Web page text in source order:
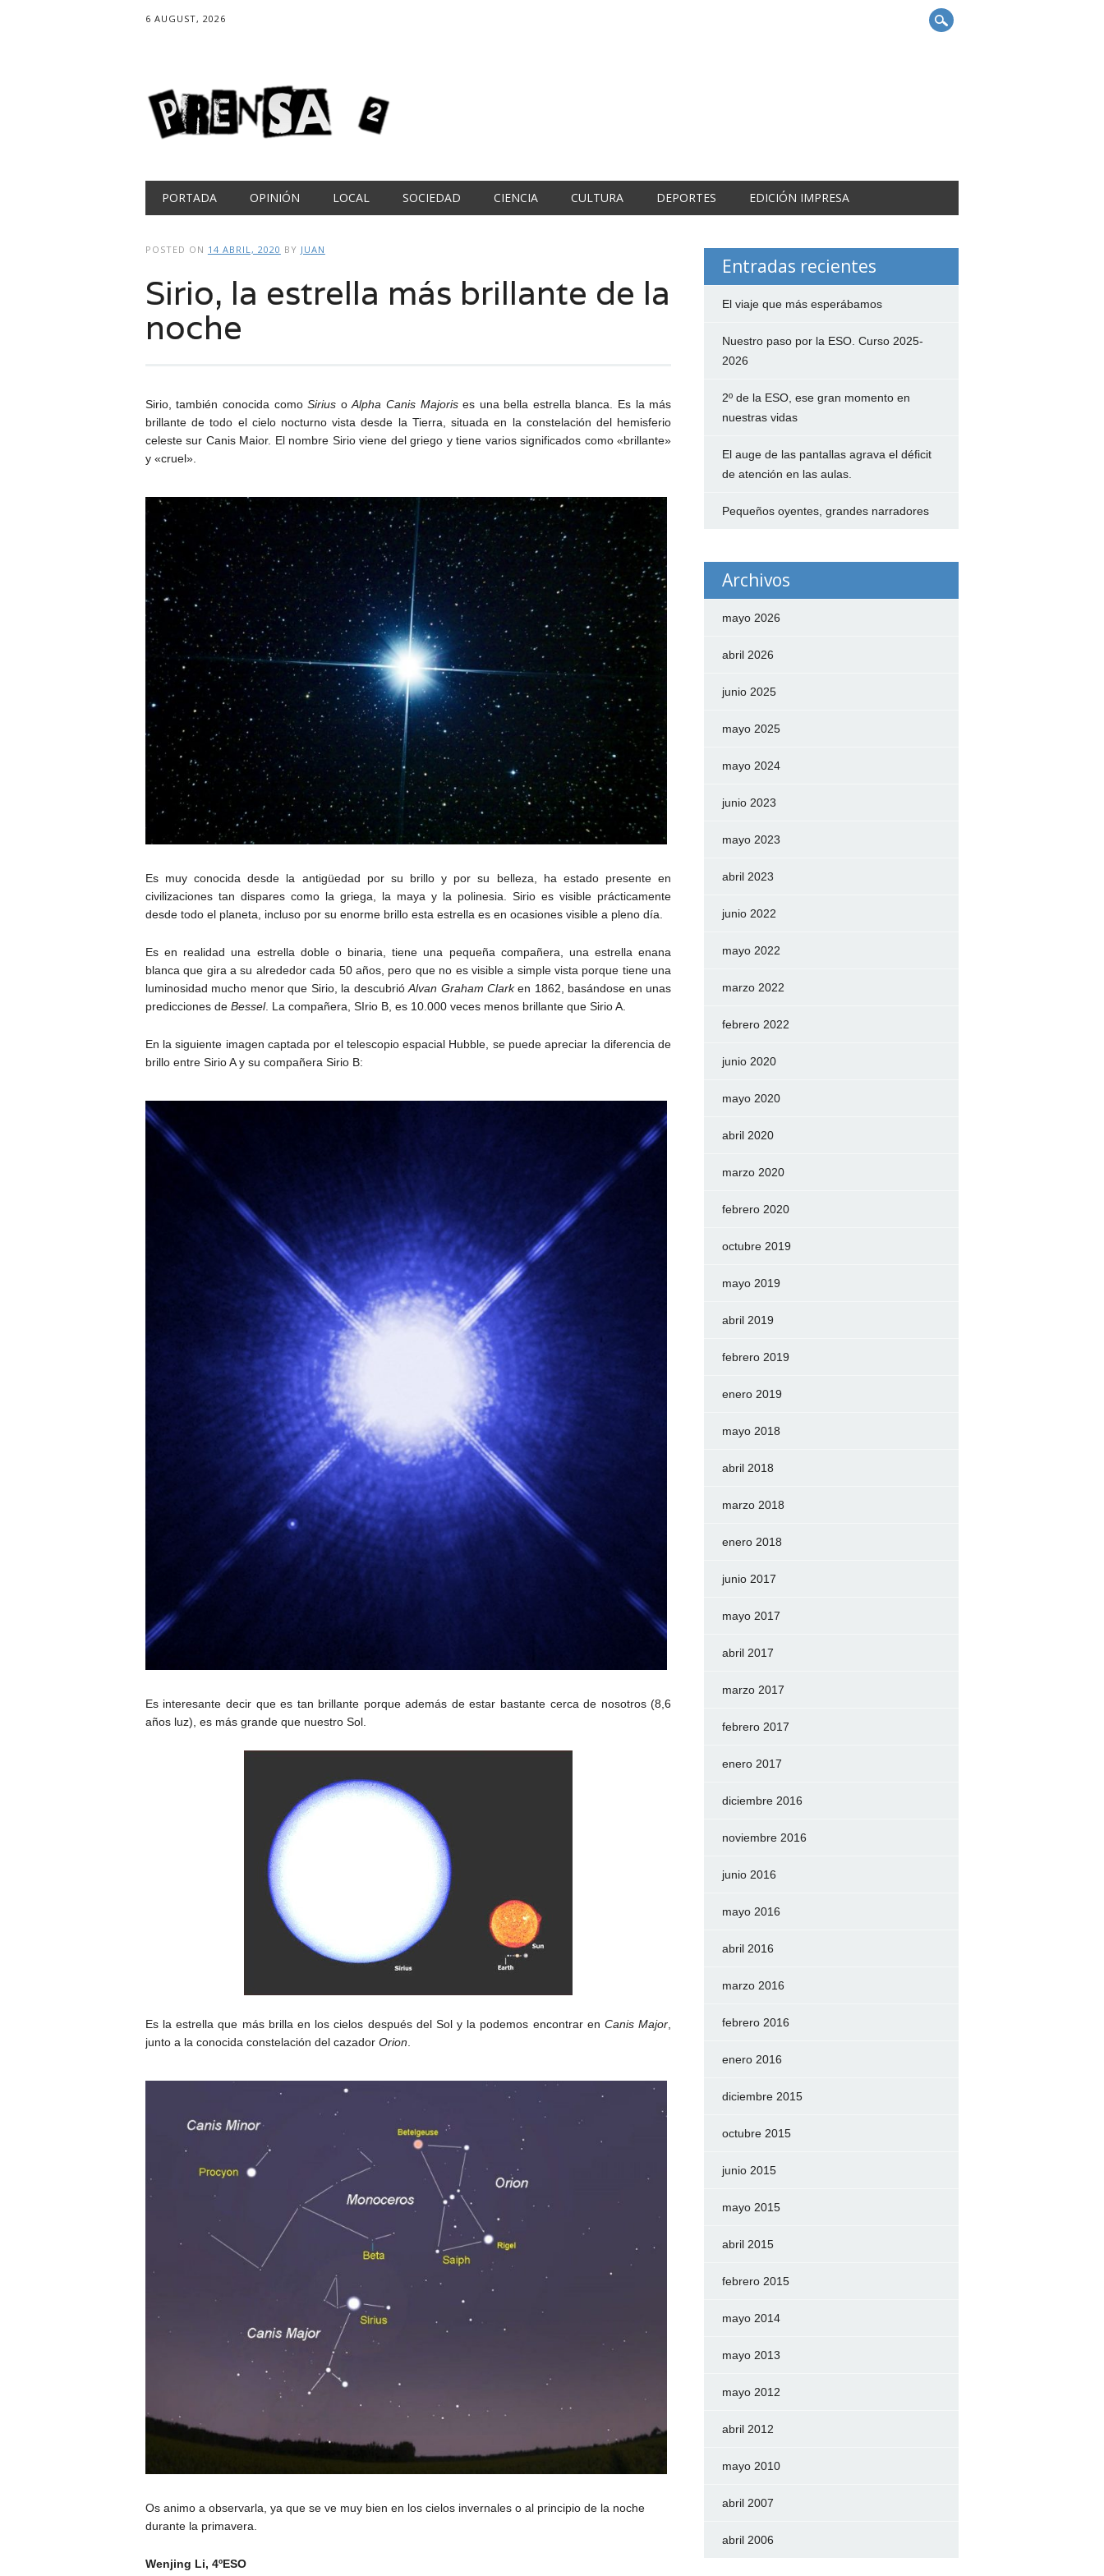
6 AUGUST, 2026
Main menu
PORTADA OPINIÓN LOCAL SOCIEDAD CIENCIA CULTURA DEPORTES EDICIÓN IMPRESA
POSTED ON 14 ABRIL, 2020 BY JUAN
Sirio, la estrella más brillante de la
noche
Sirio, también conocida comoSirius oAlpha Canis Majorises una bella estrella blanca. Es la más
brillante de todo el cielo nocturno vista desde la Tierra, situada en la constelación del hemisferio
celeste sur Canis Maior. El nombre Sirio viene del griego y tiene varios significados como «brillante»
y «cruel».
Es muy conocida desde la antigüedad por su brillo y por su belleza, ha estado presente en
civilizaciones tan dispares como la griega, la maya y la polinesia. Sirio es visible prácticamente
desde todo el planeta, incluso por su enorme brillo esta estrella es en ocasiones visible a pleno día.
Es en realidad una estrella doble o binaria, tiene una pequeña compañera, una estrella enana
blanca que gira a su alrededor cada 50 años, pero que no es visible a simple vista porque tiene una
luminosidad mucho menor que Sirio, la descubrióAlvan Graham Clarken 1862, basándose en unas
predicciones de Bessel. La compañera, SIrio B, es 10.000 veces menos brillante que Sirio A.
En la siguiente imagen captada por el telescopio espacial Hubble, se puede apreciar la diferencia de
brillo entre Sirio A y su compañera Sirio B:
Es interesante decir que es tan brillante porque además de estar bastante cerca de nosotros (8,6
años luz), es más grande que nuestro Sol.
Es la estrella que más brilla en los cielos después del Sol y la podemos encontrar enCanis Major,
junto a la conocida constelación del cazador Orion.
Os animo a observarla, ya que se ve muy bien en los cielos invernales o al principio de la noche
durante la primavera.
Wenjing Li, 4ºESO
Entradas recientes
El viaje que más esperábamos
Nuestro paso por la ESO. Curso 2025-
2026
2º de la ESO, ese gran momento en
nuestras vidas
El auge de las pantallas agrava el déficit
de atención en las aulas.
Pequeños oyentes, grandes narradores
Archivos
mayo 2026
abril 2026
junio 2025
mayo 2025
mayo 2024
junio 2023
mayo 2023
abril 2023
junio 2022
mayo 2022
marzo 2022
febrero 2022
junio 2020
mayo 2020
abril 2020
marzo 2020
febrero 2020
octubre 2019
mayo 2019
abril 2019
febrero 2019
enero 2019
mayo 2018
abril 2018
marzo 2018
enero 2018
junio 2017
mayo 2017
abril 2017
marzo 2017
febrero 2017
enero 2017
diciembre 2016
noviembre 2016
junio 2016
mayo 2016
abril 2016
marzo 2016
febrero 2016
enero 2016
diciembre 2015
octubre 2015
junio 2015
mayo 2015
abril 2015
febrero 2015
mayo 2014
mayo 2013
mayo 2012
abril 2012
mayo 2010
abril 2007
abril 2006